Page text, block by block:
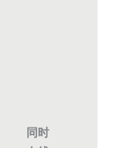
同时